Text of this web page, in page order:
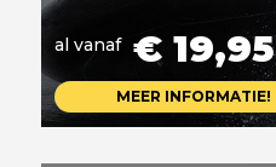
al vanaf € 19,95
MEER INFORMATIE!